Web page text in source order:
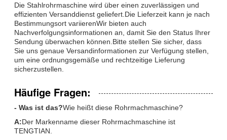
Die Stahlrohrmaschine wird über einen zuverlässigen und
effizienten Versanddienst geliefert.Die Lieferzeit kann je nach
Bestimmungsort variierenWir bieten auch
Nachverfolgungsinformationen an, damit Sie den Status Ihrer
Sendung überwachen können.Bitte stellen Sie sicher, dass
Sie uns genaue Versandinformationen zur Verfügung stellen,
um eine ordnungsgemäße und rechtzeitige Lieferung
sicherzustellen.
Häufige Fragen:
- Was ist das?Wie heißt diese Rohrmachmaschine?
A:Der Markenname dieser Rohrmachmaschine ist
TENGTIAN.